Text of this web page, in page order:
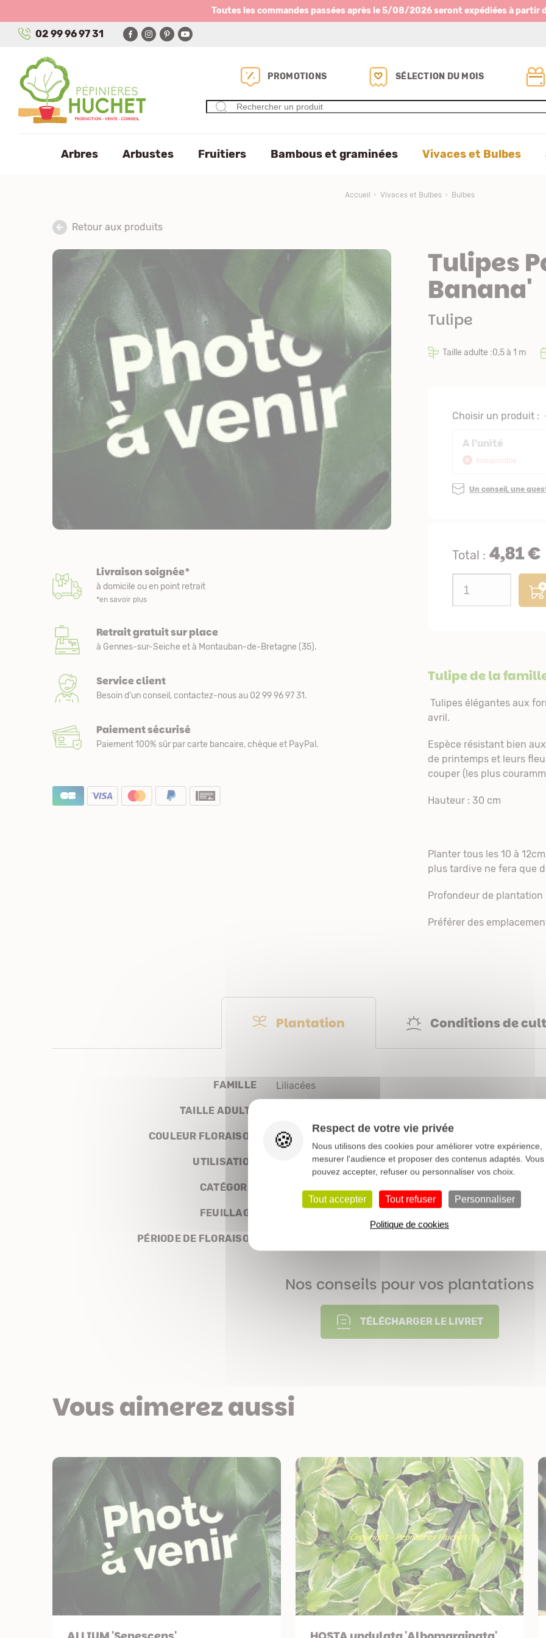
Toutes les commandes passées après le 5/08/2026 seront expédiées à partir
02 99 96 97 31
PROMOTIONS SÉLECTION DU MOIS
Arbres Arbustes Fruitiers Bambous et graminées Vivaces et Bulbes
Accueil Vivaces et Bulbes Bulbes
Retour aux produits
Tulipes
Banana'
Tulipe
Taille adulte :0,5 à 1 m
Choisir un produit :
A l'unité
Indisponible
Un conseil, une
Total : 4,81 €
Tulipe de la
Tulipes élégantes aux
avril.
Espèce résistant bien
de printemps et leurs
couper (les plus
Hauteur : 30 cm
Planter tous les 10 à
plus tardive ne fera que
Profondeur de plantation
Préférer des
Livraison soignée*
à domicile ou en point retrait
*en savoir plus
Retrait gratuit sur place
à Gennes-sur-Seiche et à Montauban-de-Bretagne (35).
Service client
Besoin d’un conseil, contactez-nous au 02 99 96 97 31.
Paiement sécurisé
Paiement 100% sûr par carte bancaire, chèque et PayPal.
Plantation Conditions de
FAMILLE Liliacées
TAILLE ADULTE
COULEUR FLORAISON Jaune
UTILISATION Massif Potée fleurie
CATÉGORIE Plantation automnale
FEUILLAGE
PÉRIODE DE FLORAISON
Nos conseils pour vos plantations
TÉLÉCHARGER LE LIVRET
Vous aimerez aussi
Respect de votre vie privée
Nous utilisons des cookies pour améliorer votre expérience,
mesurer l'audience et proposer des contenus adaptés. Vous
pouvez accepter, refuser ou personnaliser vos choix.
Tout accepter Tout refuser Personnaliser
Politique de cookies